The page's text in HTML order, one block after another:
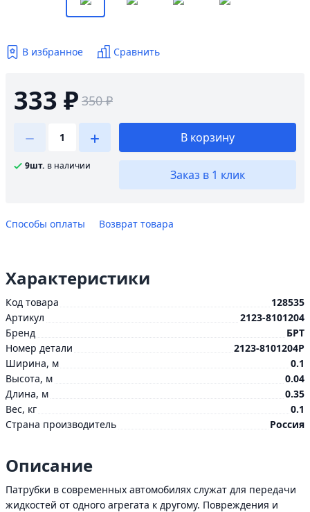
В избранное Сравнить
333 ₽ 350 ₽
9шт. в наличии
В корзину
Заказ в 1 клик
Способы оплаты Возврат товара
Характеристики
Код товара
128535
Артикул
2123-8101204
Бренд
БРТ
Номер детали
2123-8101204Р
Ширина, м
0.1
Высота, м
0.04
Длина, м
0.35
Вес, кг
0.1
Страна производитель
Россия
Описание
Патрубки в современных автомобилях служат для передачи
жидкостей от одного агрегата к другому. Повреждения и